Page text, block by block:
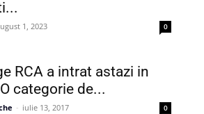
1, 2023 0
RCA a intrat astazi in
categorie de...
- iulie 13, 2017 0